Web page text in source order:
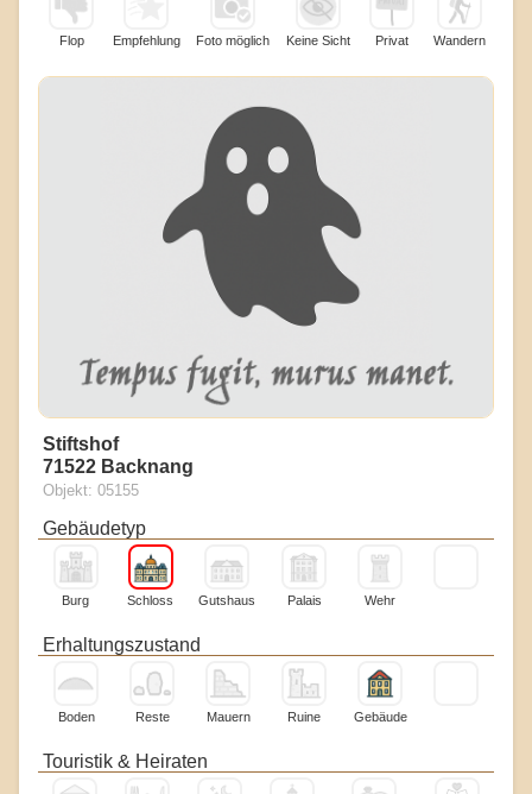
Flop Empfehlung Foto möglich Keine Sicht Privat Wandern
Stiftshof
71522 Backnang
Objekt: 05155
Gebäudetyp
Burg Schloss Gutshaus Palais Wehr
Erhaltungszustand
Boden Reste Mauern Ruine Gebäude
Touristik & Heiraten